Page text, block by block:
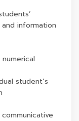
information
student’s